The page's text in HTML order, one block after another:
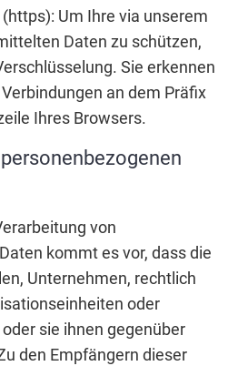
Um Ihre via unserem
Daten zu schützen,
Sie erkennen
an dem Präfix
Ihres Browsers.
von
kommt es vor, dass die
Unternehmen, rechtlich
oder
sie ihnen gegenüber
den Empfängern dieser